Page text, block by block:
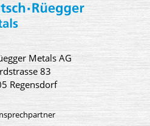
Metals AG
83
Regensdorf